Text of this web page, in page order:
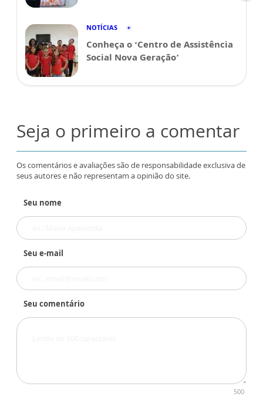
NOTÍCIAS
Conheça o ‘Centro de Assistência
Social Nova Geração’
Seja o primeiro a comentar
Os comentários e avaliações são de responsabilidade exclusiva de
seus autores e não representam a opinião do site.
Seu nome
Seu e-mail
Seu comentário
500